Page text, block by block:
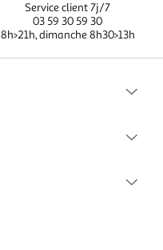
Service client 7j/7
03 59 30 59 30
8h>21h, dimanche 8h30>13h